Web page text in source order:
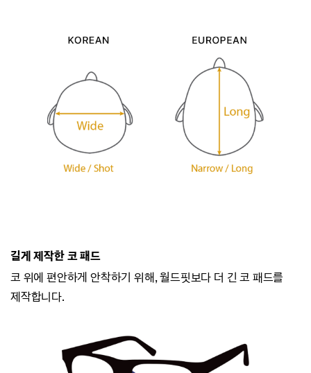
길게 제작한 코 패드
코 위에 편안하게 안착하기 위해, 월드핏보다 더 긴 코 패드를
제작합니다.